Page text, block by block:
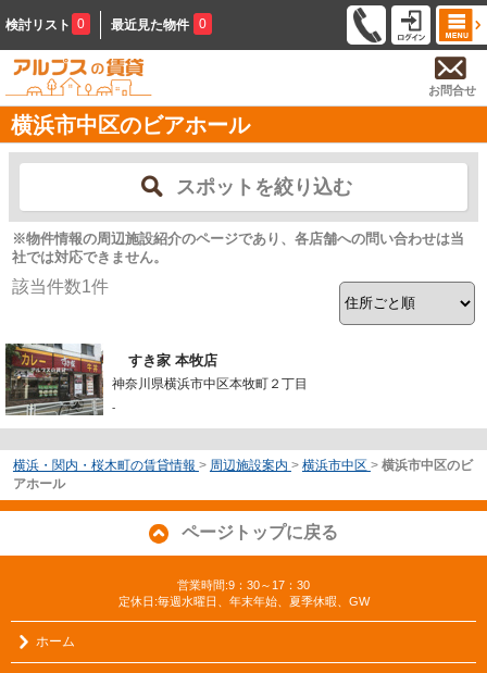
検討リスト 0 最近見た物件 0
お問合せ
横浜市中区のビアホール
スポットを絞り込む
※物件情報の周辺施設紹介のページであり、各店舗への問い合わせは当
社では対応できません。
該当件数1件
すき家 本牧店
神奈川県横浜市中区本牧町２丁目
-
横浜・関内・桜木町の賃貸情報 > 周辺施設案内 > 横浜市中区 > 横浜市中区のビ
アホール
ページトップに戻る
営業時間:9：30～17：30
定休日:毎週水曜日、年末年始、夏季休暇、GW
ホーム